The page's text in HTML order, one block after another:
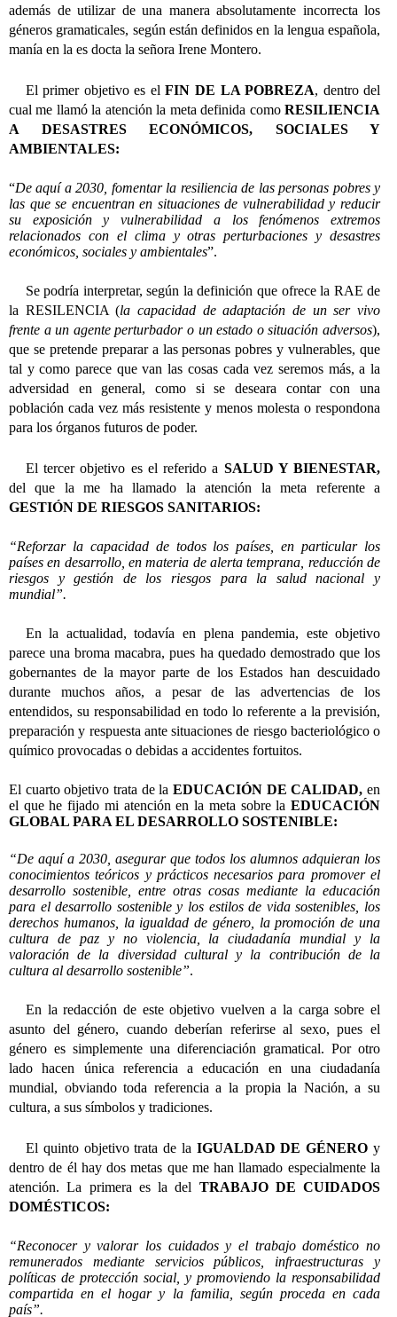
además de utilizar de una manera absolutamente incorrecta los
géneros gramaticales, según están definidos en la lengua española,
manía en la es docta la señora Irene Montero.
El primer objetivo es elFIN DE LA POBREZA, dentro del
cual me llamó la atención la meta definida comoRESILIENCIA
A DESASTRES ECONÓMICOS, SOCIALES Y
AMBIENTALES:
“De aquí a 2030, fomentar la resiliencia de las personas pobres y
las que se encuentran en situaciones de vulnerabilidad y reducir
su exposición y vulnerabilidad a los fenómenos extremos
relacionados con el clima y otras perturbaciones y desastres
económicos, sociales y ambientales”.
Se podría interpretar, según la definición que ofrece la RAE de
la RESILENCIA (la capacidad de adaptación de un ser vivo
frente a un agente perturbador o un estado o situación adversos),
que se pretende preparar a las personas pobres y vulnerables, que
tal y como parece que van las cosas cada vez seremos más, a la
adversidad en general, como si se deseara contar con una
población cada vez más resistente y menos molesta o respondona
para los órganos futuros de poder.
El tercer objetivo es el referido a SALUD Y BIENESTAR,
del que la me ha llamado la atención la meta referente a
GESTIÓN DE RIESGOS SANITARIOS:
“Reforzar la capacidad de todos los países, en particular los
países en desarrollo, en materia de alerta temprana, reducción de
riesgos y gestión de los riesgos para la salud nacional y
mundial”.
En la actualidad, todavía en plena pandemia, este objetivo
parece una broma macabra, pues ha quedado demostrado que los
gobernantes de la mayor parte de los Estados han descuidado
durante muchos años, a pesar de las advertencias de los
entendidos, su responsabilidad en todo lo referente a la previsión,
preparación y respuesta ante situaciones de riesgo bacteriológico o
químico provocadas o debidas a accidentes fortuitos.
El cuarto objetivo trata de laEDUCACIÓN DE CALIDAD,en
el que he fijado mi atención en la meta sobre laEDUCACIÓN
GLOBAL PARA EL DESARROLLO SOSTENIBLE:
“De aquí a 2030, asegurar que todos los alumnos adquieran los
conocimientos teóricos y prácticos necesarios para promover el
desarrollo sostenible, entre otras cosas mediante la educación
para el desarrollo sostenible y los estilos de vida sostenibles, los
derechos humanos, la igualdad de género, la promoción de una
cultura de paz y no violencia, la ciudadanía mundial y la
valoración de la diversidad cultural y la contribución de la
cultura al desarrollo sostenible”.
En la redacción de este objetivo vuelven a la carga sobre el
asunto del género, cuando deberían referirse al sexo, pues el
género es simplemente una diferenciación gramatical. Por otro
lado hacen única referencia a educación en una ciudadanía
mundial, obviando toda referencia a la propia la Nación, a su
cultura, a sus símbolos y tradiciones.
El quinto objetivo trata de la IGUALDAD DE GÉNEROy
dentro de él hay dos metas que me han llamado especialmente la
atención. La primera es la del TRABAJO DE CUIDADOS
DOMÉSTICOS:
“Reconocer y valorar los cuidados y el trabajo doméstico no
remunerados mediante servicios públicos, infraestructuras y
políticas de protección social, y promoviendo la responsabilidad
compartida en el hogar y la familia, según proceda en cada
país”.